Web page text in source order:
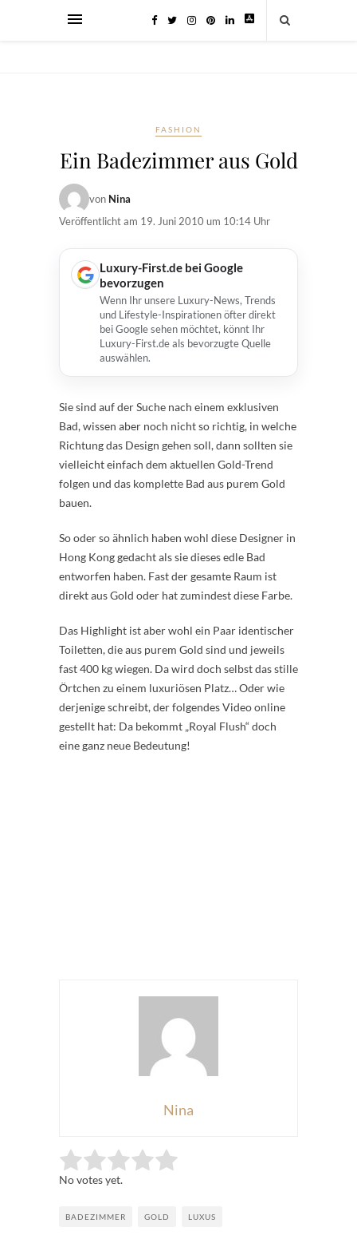
FASHION
Ein Badezimmer aus Gold
von Nina
Veröffentlicht am 19. Juni 2010 um 10:14 Uhr
Luxury-First.de bei Google
bevorzugen
Wenn Ihr unsere Luxury-News, Trends
und Lifestyle-Inspirationen öfter direkt
bei Google sehen möchtet, könnt Ihr
Luxury-First.de als bevorzugte Quelle
auswählen.
Sie sind auf der Suche nach einem exklusiven
Bad, wissen aber noch nicht so richtig, in welche
Richtung das Design gehen soll, dann sollten sie
vielleicht einfach dem aktuellen Gold-Trend
folgen und das komplette Bad aus purem Gold
bauen.
So oder so ähnlich haben wohl diese Designer in
Hong Kong gedacht als sie dieses edle Bad
entworfen haben. Fast der gesamte Raum ist
direkt aus Gold oder hat zumindest diese Farbe.
Das Highlight ist aber wohl ein Paar identischer
Toiletten, die aus purem Gold sind und jeweils
fast 400 kg wiegen. Da wird doch selbst das stille
Örtchen zu einem luxuriösen Platz… Oder wie
derjenige schreibt, der folgendes Video online
gestellt hat: Da bekommt „Royal Flush“ doch
eine ganz neue Bedeutung!
Nina
Rate this item: Submit Rating
No votes yet.
BADEZIMMER GOLD LUXUS